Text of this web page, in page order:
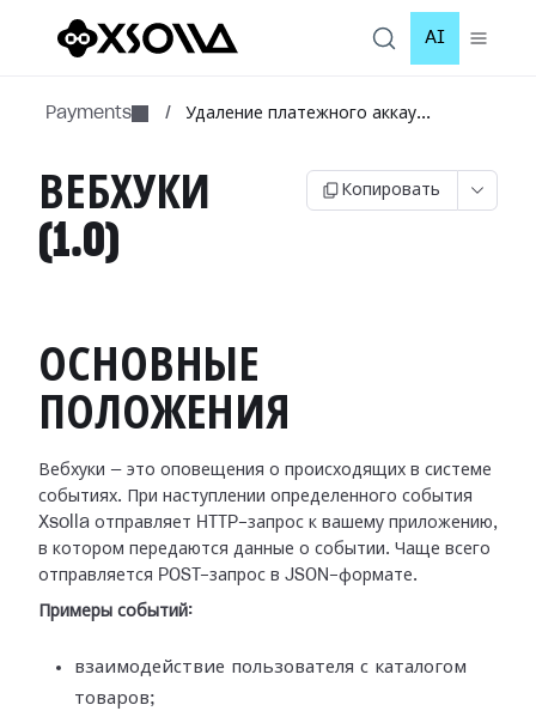
AI
Payments / Удаление платежного аккау...
ВЕБХУКИ
(1.0)
Копировать
ОСНОВНЫЕ
ПОЛОЖЕНИЯ
Вебхуки — это оповещения о происходящих в системе
событиях. При наступлении определенного события
Xsolla отправляет HTTP-запрос к вашему приложению,
в котором передаются данные о событии. Чаще всего
отправляется POST-запрос в JSON-формате.
Примеры событий:
взаимодействие пользователя с каталогом
товаров;